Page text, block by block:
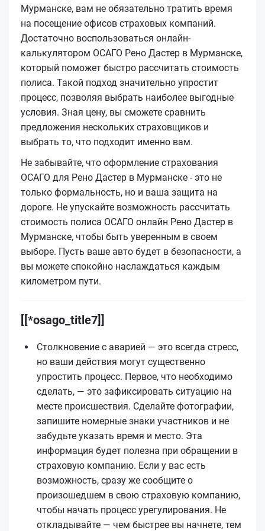
Мурманске, вам не обязательно тратить время
на посещение офисов страховых компаний.
Достаточно воспользоваться онлайн-
калькулятором ОСАГО Рено Дастер в Мурманске,
который поможет быстро рассчитать стоимость
полиса. Такой подход значительно упростит
процесс, позволяя выбрать наиболее выгодные
условия. Зная цену, вы сможете сравнить
предложения нескольких страховщиков и
выбрать то, что подходит именно вам.
Не забывайте, что оформление страхования
ОСАГО для Рено Дастер в Мурманске - это не
только формальность, но и ваша защита на
дороге. Не упускайте возможность рассчитать
стоимость полиса ОСАГО онлайн Рено Дастер в
Мурманске, чтобы быть уверенным в своем
выборе. Пусть ваше авто будет в безопасности, а
вы можете спокойно наслаждаться каждым
километром пути.
[[*osago_title7]]
Столкновение с аварией — это всегда стресс,
но ваши действия могут существенно
упростить процесс. Первое, что необходимо
сделать, — это зафиксировать ситуацию на
месте происшествия. Сделайте фотографии,
запишите номерные знаки участников и не
забудьте указать время и место. Эта
информация будет полезна при обращении в
страховую компанию. Если у вас есть
возможность, сразу же сообщите о
произошедшем в свою страховую компанию,
чтобы начать процесс урегулирования. Не
откладывайте — чем быстрее вы начнете, тем